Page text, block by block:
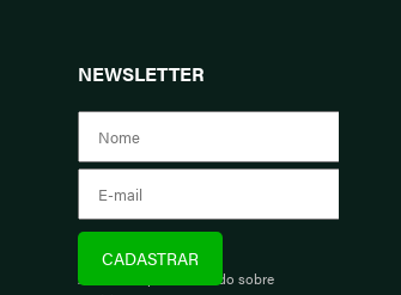
NEWSLETTER
Assine e fique informado sobre